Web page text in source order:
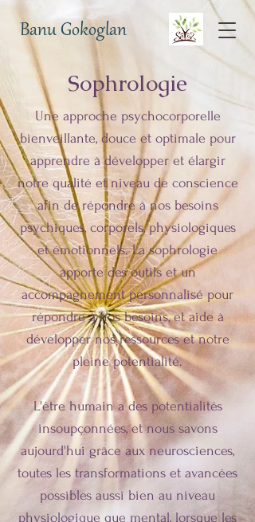
Banu Gokoglan
Une approche psychocorporelle
bienveillante, douce et optimale pour
apprendre à développer et élargir
notre qualité et niveau de conscience
afin de répondre à nos besoins
psychiques, corporels, physiologiques
et émotionnels. La sophrologie
apporte des outils et un
accompagnement personnalisé pour
répondre à nos besoins, et aide à
développer nos ressources et notre
pleine potentialité.
L'être humain a des potentialités
insoupçonnées, et nous savons
aujourd'hui grâce aux neurosciences,
toutes les transformations et avancées
possibles aussi bien au niveau
physiologique que mental, lorsque les
Sophrologie